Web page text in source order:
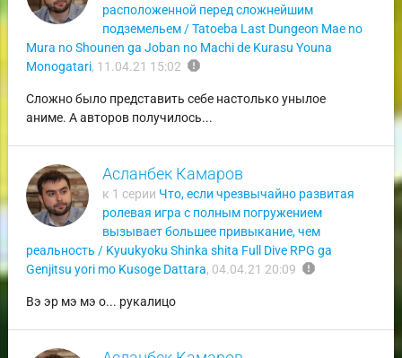
расположенной перед сложнейшим
подземельем / Tatoeba Last Dungeon Mae no
Mura no Shounen ga Joban no Machi de Kurasu Youna
Monogatari, 11.04.21 15:02 report
Сложно было представить себе настолько унылое
аниме. А авторов получилось...
Асланбек Камаров
к 1 серии Что, если чрезвычайно развитая
ролевая игра с полным погружением
вызывает большее привыкание, чем
реальность / Kyuukyoku Shinka shita Full Dive RPG ga
Genjitsu yori mo Kusoge Dattara, 04.04.21 20:09 report
Вэ эр мэ мэ о... рукалицо